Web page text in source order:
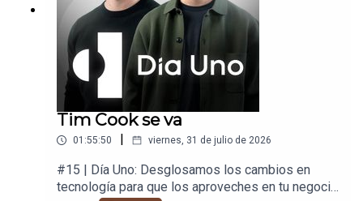
Tim Cook se va
01:55:50 viernes, 31 de julio de 2026
#15 | Día Uno: Desglosamos los cambios en
tecnología para que los aproveches en tu negocio